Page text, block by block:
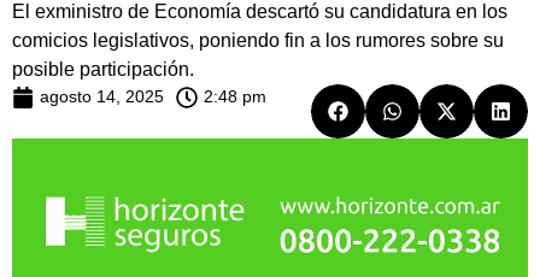
El exministro de Economía descartó su candidatura en los
comicios legislativos, poniendo fin a los rumores sobre su
posible participación.
agosto 14, 2025 2:48 pm